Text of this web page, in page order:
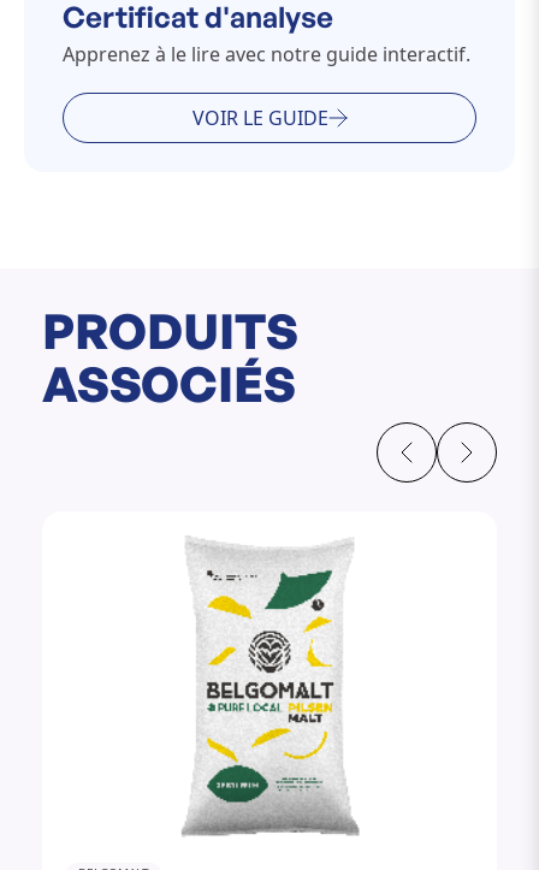
Certificat d'analyse
Apprenez à le lire avec notre guide interactif.
VOIR LE GUIDE
PRODUITS
ASSOCIÉS